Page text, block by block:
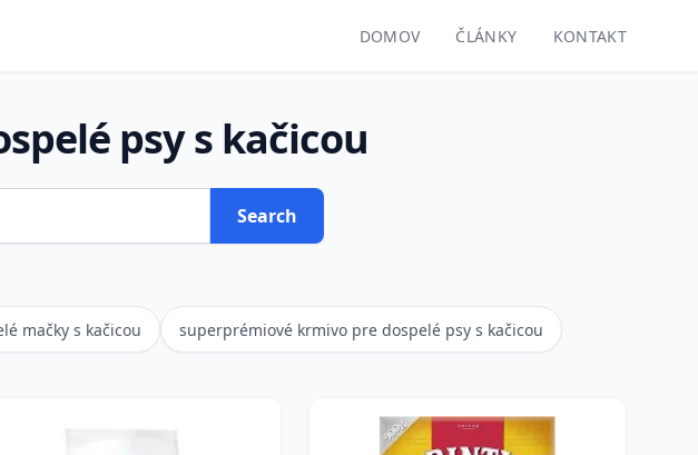
DOMOV ČLÁNKY KONTAKT
psy s kačicou
Search
mačky s kačicou superprémiové krmivo pre dospelé psy s kačicou